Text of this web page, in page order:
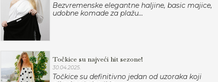
Bezvremenske elegantne haljine, basic majice,
udobne komade za plažu...
Točkice su najveći hit sezone!
30.04.2025.
Točkice su definitivno jedan od uzoraka koji